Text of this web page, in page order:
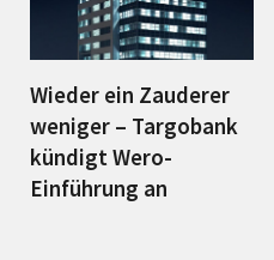
Wieder ein Zauderer
weniger – Targobank
kündigt Wero-
Einführung an